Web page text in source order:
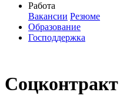
Работа
Вакансии Резюме
Образование
Господдержка
Соцконтракт